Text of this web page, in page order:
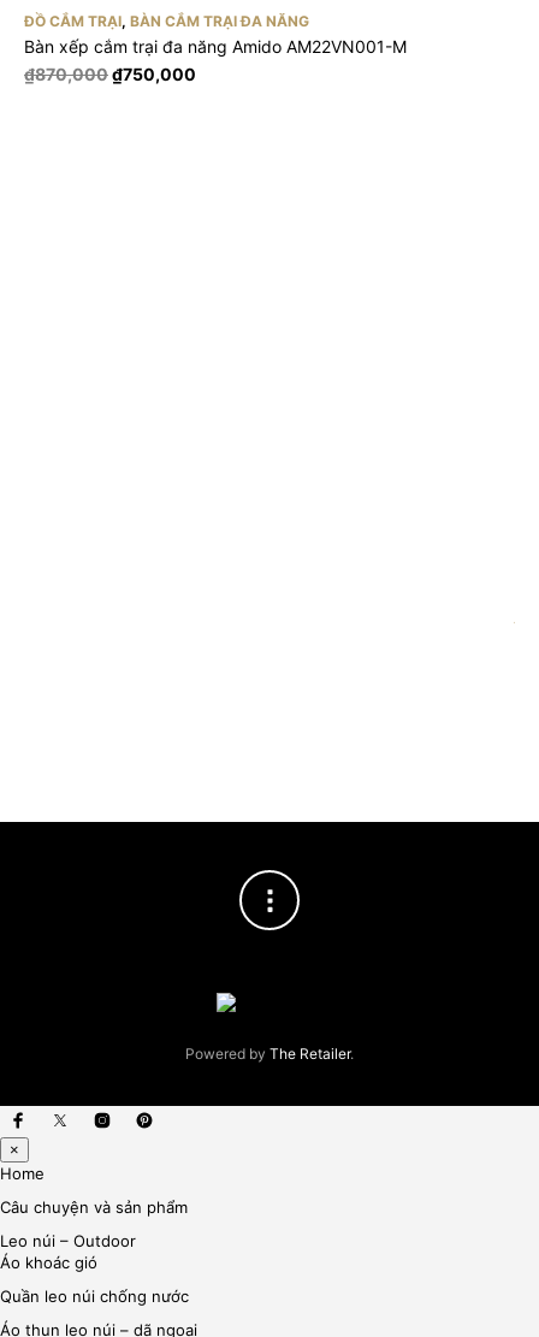
ĐỒ CẮM TRẠI, BÀN CẮM TRẠI ĐA NĂNG
Bàn xếp cắm trại đa năng Amido AM22VN001-M
₫870,000Giá
₫750,000
Powered by The Retailer.
×
Home
Câu chuyện và sản phẩm
Leo núi – Outdoor
Áo khoác gió
Quần leo núi chống nước
Áo thun leo núi – dã ngoại